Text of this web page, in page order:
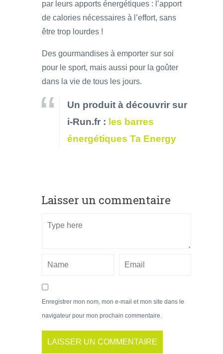
par leurs apports énergétiques : l’apport
de calories nécessaires à l’effort, sans
être trop lourdes !
Des gourmandises à emporter sur soi
pour le sport, mais aussi pour la goûter
dans la vie de tous les jours.
Un produit à découvrir sur
i-Run.fr : les barres
énergétiques Ta Energy
Laisser un commentaire
Enregistrer mon nom, mon e-mail et mon site dans le
navigateur pour mon prochain commentaire.